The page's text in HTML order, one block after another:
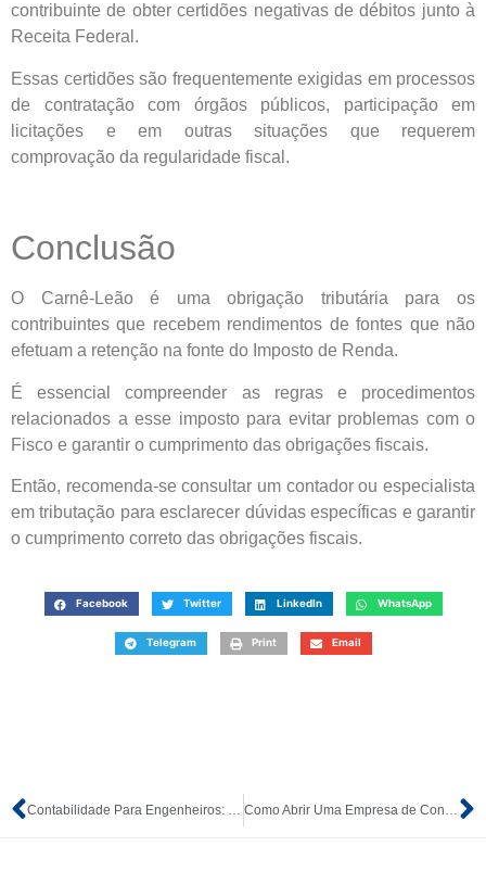
contribuinte de obter certidões negativas de débitos junto à
Receita Federal.
Essas certidões são frequentemente exigidas em processos
de contratação com órgãos públicos, participação em
licitações e em outras situações que requerem
comprovação da regularidade fiscal.
Conclusão
O Carnê-Leão é uma obrigação tributária para os
contribuintes que recebem rendimentos de fontes que não
efetuam a retenção na fonte do Imposto de Renda.
É essencial compreender as regras e procedimentos
relacionados a esse imposto para evitar problemas com o
Fisco e garantir o cumprimento das obrigações fiscais.
Então, recomenda-se consultar um contador ou especialista
em tributação para esclarecer dúvidas específicas e garantir
o cumprimento correto das obrigações fiscais.
Facebook Twitter LinkedIn WhatsApp
Telegram Print Email
Contabilidade Para Engenheiros: Saiba Tudo! Como Abrir Uma Empresa de Consultoria em 5 Passos